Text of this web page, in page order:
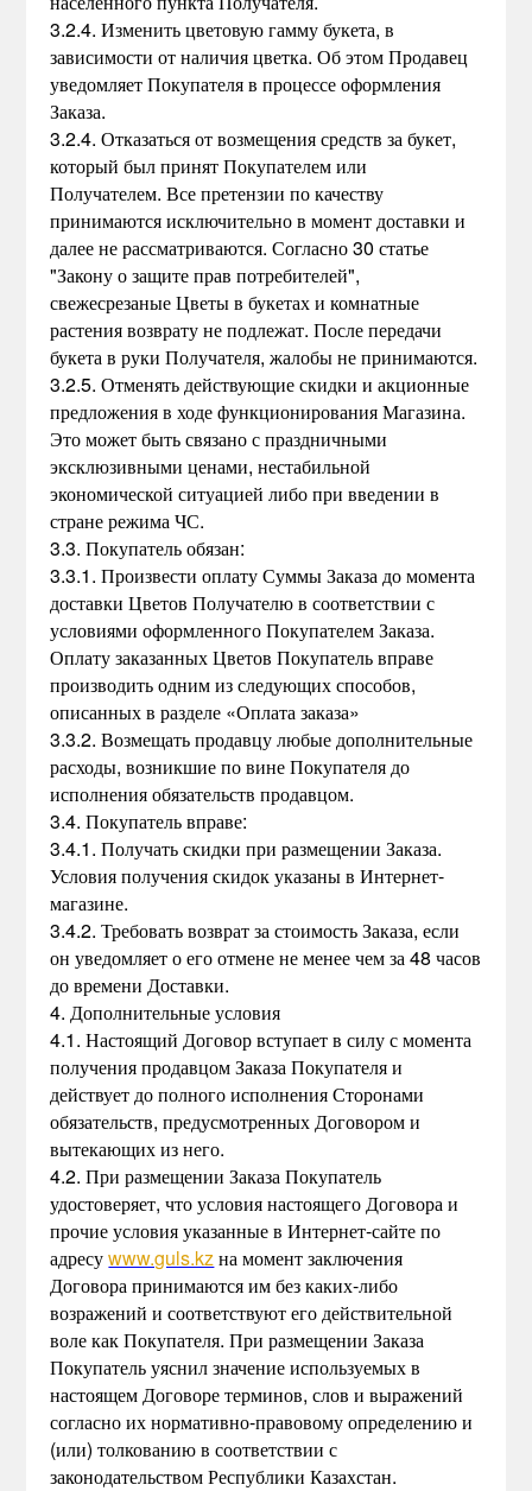
3.2.4. Изменить цветовую гамму букета, в
зависимости от наличия цветка. Об этом Продавец
уведомляет Покупателя в процессе оформления
Заказа.
3.2.4. Отказаться от возмещения средств за букет,
который был принят Покупателем или
Получателем. Все претензии по качеству
принимаются исключительно в момент доставки и
далее не рассматриваются. Согласно 30 статье
"Закону о защите прав потребителей",
свежесрезаные Цветы в букетах и комнатные
растения возврату не подлежат. После передачи
букета в руки Получателя, жалобы не принимаются.
3.2.5. Отменять действующие скидки и акционные
предложения в ходе функционирования Магазина.
Это может быть связано с праздничными
эксклюзивными ценами, нестабильной
экономической ситуацией либо при введении в
стране режима ЧС.
3.3. Покупатель обязан:
3.3.1. Произвести оплату Суммы Заказа до момента
доставки Цветов Получателю в соответствии с
условиями оформленного Покупателем Заказа.
Оплату заказанных Цветов Покупатель вправе
производить одним из следующих способов,
описанных в разделе «Оплата заказа»
3.3.2. Возмещать продавцу любые дополнительные
расходы, возникшие по вине Покупателя до
исполнения обязательств продавцом.
3.4. Покупатель вправе:
3.4.1. Получать скидки при размещении Заказа.
Условия получения скидок указаны в Интернет-
магазине.
3.4.2. Требовать возврат за стоимость Заказа, если
он уведомляет о его отмене не менее чем за 48 часов
до времени Доставки.
4. Дополнительные условия
4.1. Настоящий Договор вступает в силу с момента
получения продавцом Заказа Покупателя и
действует до полного исполнения Сторонами
обязательств, предусмотренных Договором и
вытекающих из него.
4.2. При размещении Заказа Покупатель
удостоверяет, что условия настоящего Договора и
прочие условия указанные в Интернет-сайте по
адресуwww.guls.kzна момент заключения
Договора принимаются им без каких-либо
возражений и соответствуют его действительной
воле как Покупателя. При размещении Заказа
Покупатель уяснил значение используемых в
настоящем Договоре терминов, слов и выражений
согласно их нормативно-правовому определению и
(или) толкованию в соответствии с
законодательством Республики Казахстан.